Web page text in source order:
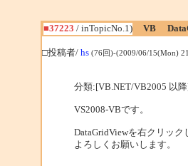
■37223 / inTopicNo.1) VB
□投稿者/ hs (76回)-(2009/06/15(Mon)
分類:[VB.NET/VB2005 以
VS2008-VBです。
DataGridViewを右クリッ
よろしくお願いします。